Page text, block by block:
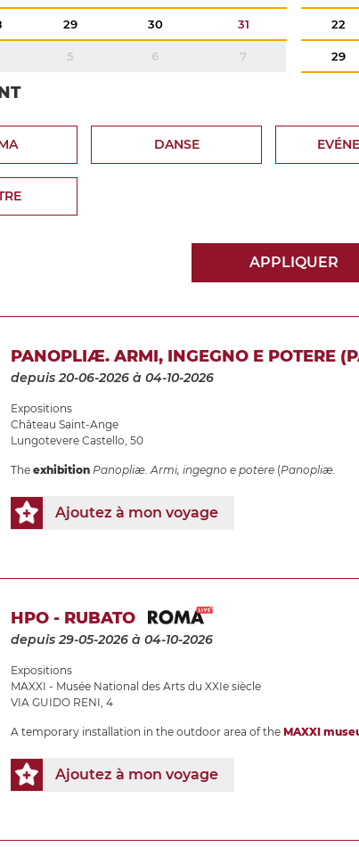
29 30 31
5 6 7
22
29
DANSE
APPLIQUER
PANOPLIÆ. ARMI, INGEGNO E POTERE
depuis 20-06-2026 à 04-10-2026
Expositions
Château Saint-Ange
Lungotevere Castello, 50
The exhibition Panopliæ. Armi, ingegno e potere (Panopliæ.
Ajoutez à mon voyage
HPO - RUBATO
depuis 29-05-2026 à 04-10-2026
Expositions
MAXXI - Musée National des Arts du XXIe siècle
VIA GUIDO RENI, 4
A temporary installation in the outdoor area of the MAXXI
Ajoutez à mon voyage